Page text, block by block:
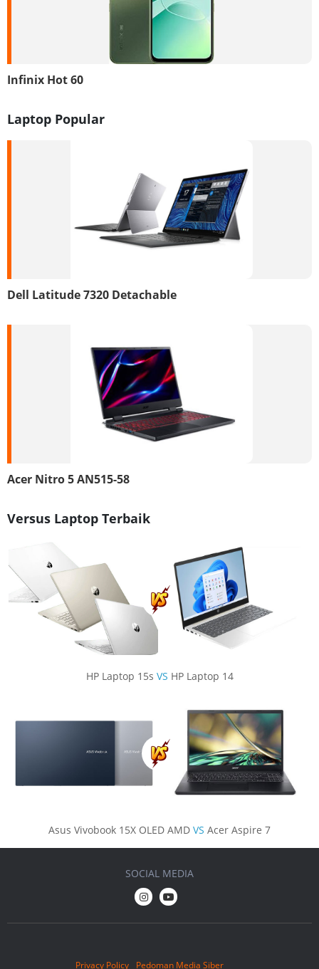
Infinix Hot 60
Laptop Popular
Dell Latitude 7320 Detachable
Acer Nitro 5 AN515-58
Versus Laptop Terbaik
HP Laptop 15s VS HP Laptop 14
Asus Vivobook 15X OLED AMD VS Acer Aspire 7
Privacy Policy Pedoman Media Siber
SOCIAL MEDIA